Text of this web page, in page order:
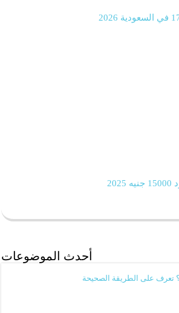
أحدث الموضوعات
تعرف على الطريقة الصحيحة